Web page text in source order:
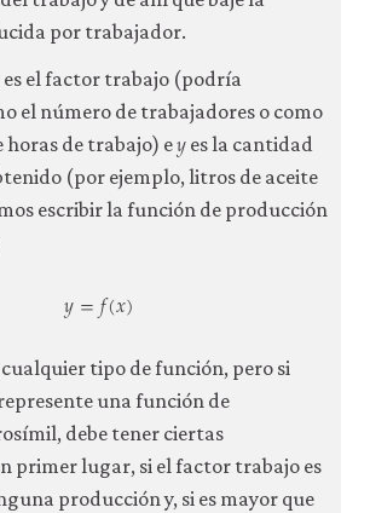
por trabajador.
es el factor trabajo (podría
el número de trabajadores o como
de trabajo) e𝑦 es la cantidad
(por ejemplo, litros de aceite
escribir la función de producción
𝑦=𝑓(𝑥)
tipo de función, pero si
una función de
debe tener ciertas
primer lugar, si el factor trabajo es
producción y, si es mayor que